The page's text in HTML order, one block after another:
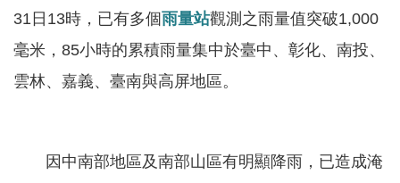
務
主
31日13時，已有多個 雨量站觀測之雨量值突破1,000
毫米，85小時的累積雨量集中於臺中、彰化、南投、
雲林、嘉義、臺南與高屏地區。
因中南部地區及南部山區有明顯降雨，已造成淹